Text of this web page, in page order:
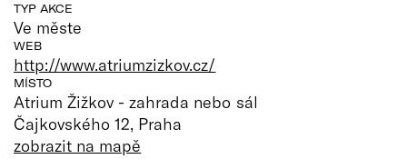
TYP AKCE
Ve měste
WEB
http://www.atriumzizkov.cz/
MÍSTO
Atrium Žižkov - zahrada nebo sál
Čajkovského 12, Praha
zobrazit na mapě